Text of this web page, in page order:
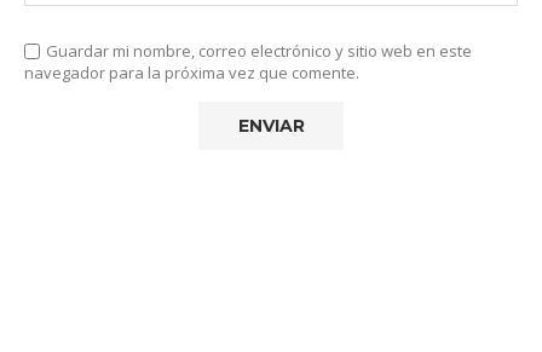
Guardar mi nombre, correo electrónico y sitio web en este
navegador para la próxima vez que comente.